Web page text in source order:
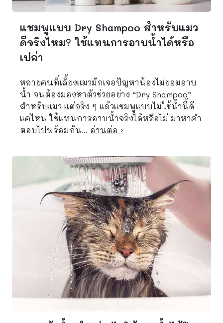
แชมพูแบบ Dry Shampoo สำหรับแมว
ดีจริงไหม? ใช้แทนการอาบน้ำได้หรือ
เปล่า
หลายคนที่เลี้ยงแมวมักเจอปัญหาน้องไม่ยอมอาบ
น้ำ จนต้องมองหาตัวช่วยอย่าง “Dry Shampoo”
สำหรับแมว แต่จริง ๆ แล้วแชมพูแบบไม่ใช้น้ำนี้ดี
แค่ไหน ใช้แทนการอาบน้ำจริงได้หรือไม่ มาหาคำ
ตอบไปพร้อมกัน... อ่านต่อ ›